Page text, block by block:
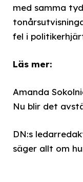
med samma
fel i
Läs mer:
Amanda
Nu blir det
DN:s
säger allt om